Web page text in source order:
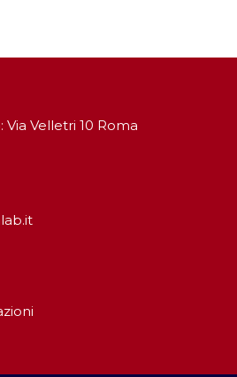
Velletri 10 Roma